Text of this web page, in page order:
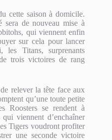
cette saison à domicile.
sera de nouveau mise à
qui viennent enfin
sur cela pour lancer
les Titans, surprenants
trois victoires de rang
relever la tête face aux
qu’une toute petite
Roosters se rendent à
viennent d’enchaîner
Tigers voudront profiter
une seconde victoire